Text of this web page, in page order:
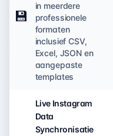
💾
in meerdere
professionele
formaten
inclusief CSV,
Excel, JSON en
aangepaste
templates
Live Instagram
Data
Synchronisatie